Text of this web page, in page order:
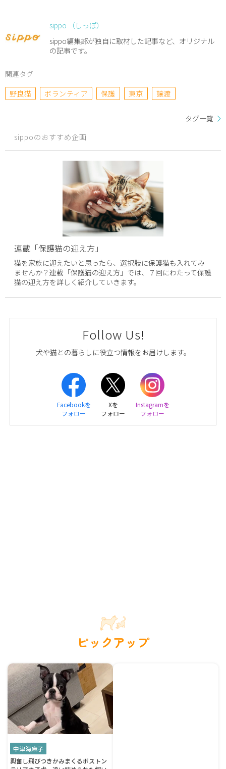
sippo （しっぽ）
sippo編集部が独自に取材した記事など、オリジナル
の記事です。
関連タグ
野良猫
ボランティア 保護 東京 譲渡
タグ一覧
sippoのおすすめ企画
連載「保護猫の迎え方」
猫を家族に迎えたいと思ったら、選択肢に保護猫も入れてみ
ませんか？連載「保護猫の迎え方」では、７回にわたって保護
猫の迎え方を詳しく紹介していきます。
Follow Us!
犬や猫との暮らしに役立つ情報をお届けします。
Facebookを
フォロー
Xを
フォロー
Instagramを
フォロー
ピックアップ
中津海麻子
興奮し飛びつきかみまくるボストン